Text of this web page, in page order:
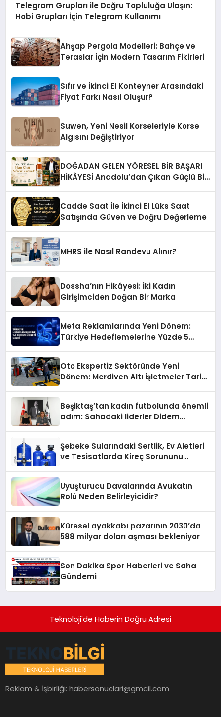
Telegram Grupları ile Doğru Topluluğa Ulaşın:
Hobi Grupları İçin Telegram Kullanımı
Ahşap Pergola Modelleri: Bahçe ve
Teraslar İçin Modern Tasarım Fikirleri
Sıfır ve İkinci El Konteyner Arasındaki
Fiyat Farkı Nasıl Oluşur?
Suwen, Yeni Nesil Korseleriyle Korse
Algısını Değiştiriyor
DOĞADAN GELEN YÖRESEL BİR BAŞARI
HİKÂYESİ Anadolu’dan Çıkan Güçlü Bir
Cadde Saat İle İkinci El Lüks Saat
Satışında Güven ve Doğru Değerleme
MHRS ile Nasıl Randevu Alınır?
Dossha’nın Hikâyesi: İki Kadın
Girişimciden Doğan Bir Marka
Meta Reklamlarında Yeni Dönem:
Türkiye Hedeflemelerine Yüzde 5
Oto Ekspertiz Sektöründe Yeni
Dönem: Merdiven Altı İşletmeler Tarih
Beşiktaş’tan kadın futbolunda önemli
adım: Sahadaki liderler Didem
Şebeke Sularındaki Sertlik, Ev Aletleri
ve Tesisatlarda Kireç Sorununu
Uyuşturucu Davalarında Avukatın
Rolü Neden Belirleyicidir?
Küresel ayakkabı pazarının 2030’da
588 milyar doları aşması bekleniyor
Son Dakika Spor Haberleri ve Saha
Gündemi
Teknoloji'de Haberin Doğru Adresi
Reklam & İşbirliği:habersonuclari@gmail.com